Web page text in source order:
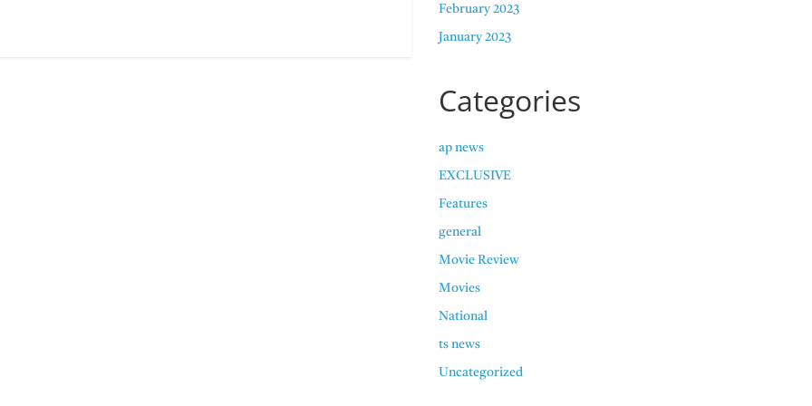
February 2023
January 2023
Categories
ap news
EXCLUSIVE
Features
general
Movie Review
Movies
National
ts news
Uncategorized